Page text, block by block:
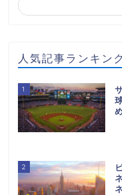
人気記事ランキン
1
2